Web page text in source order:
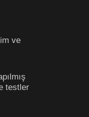
ve
testler